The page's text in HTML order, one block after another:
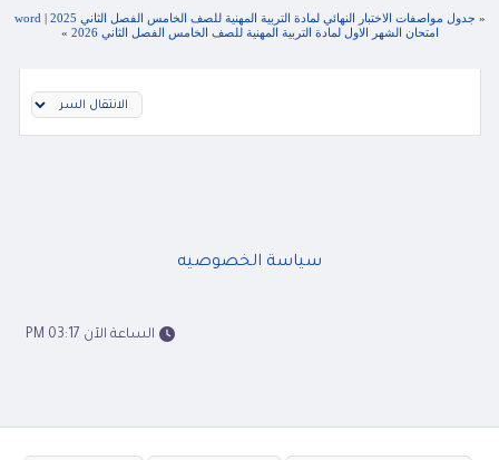
« جدول مواصفات الاختبار النهائي لمادة التربية المهنية للصف الخامس الفصل الثاني 2025 |
word
امتحان الشهر الاول لمادة التربية المهنية للصف الخامس الفصل الثاني 2026
»
سياسة الخصوصيه
الساعة الآن 03:17 PM